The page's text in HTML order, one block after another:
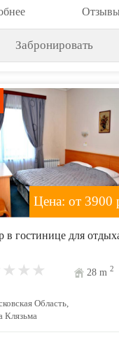
Забронировать
Цена: от 3900
в гостинице для
28m 2
Область,
Клязьма